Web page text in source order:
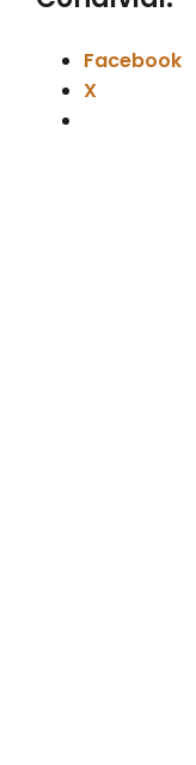
Facebook
X